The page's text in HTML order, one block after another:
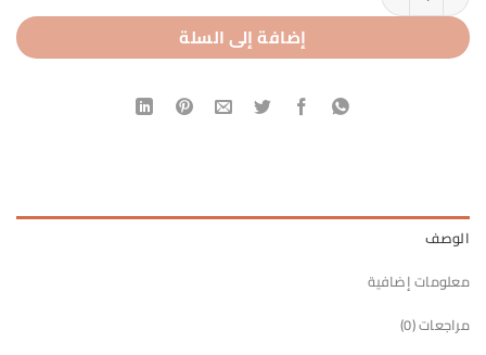
إضافة إلى السلة
الوصف
معلومات إضافية
مراجعات (0)